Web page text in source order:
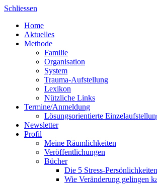
Skip
content
Schliessen
Home
Aktuelles
Methode
Familie
Organisation
System
Trauma-Aufstellung
Lexikon
Nützliche Links
Termine/Anmeldung
Lösungsorientierte
Newsletter
Profil
Meine Räumlichkeiten
Veröffentlichungen
Bücher
Die 5 Stress-Persönlichkeiten
Wie Veränderung gelingen